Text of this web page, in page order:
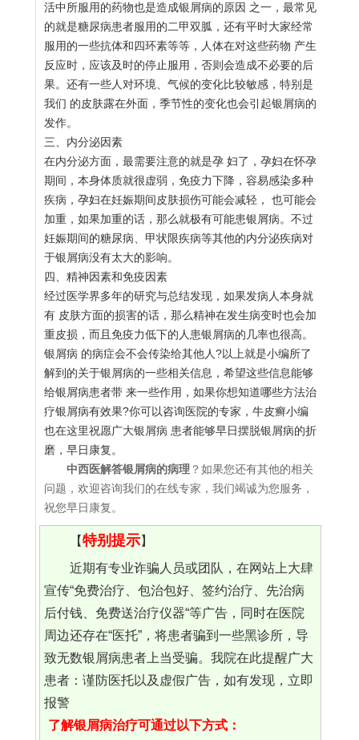
活中所服用的药物也是造成银屑病的原因 之一，最常见
的就是糖尿病患者服用的二甲双胍，还有平时大家经常
服用的一些抗体和四环素等等，人体在对这些药物 产生
反应时，应该及时的停止服用，否则会造成不必要的后
果。还有一些人对环境、气候的变化比较敏感，特别是
我们 的皮肤露在外面，季节性的变化也会引起银屑病的
发作。
三、内分泌因素
在内分泌方面，最需要注意的就是孕 妇了，孕妇在怀孕
期间，本身体质就很虚弱，免疫力下降，容易感染多种
疾病，孕妇在妊娠期间皮肤损伤可能会减轻， 也可能会
加重，如果加重的话，那么就极有可能患银屑病。不过
妊娠期间的糖尿病、甲状限疾病等其他的内分泌疾病对
于银屑病没有太大的影响。
四、精神因素和免疫因素
经过医学界多年的研究与总结发现，如果发病人本身就
有 皮肤方面的损害的话，那么精神在发生病变时也会加
重皮损，而且免疫力低下的人患银屑病的几率也很高。
银屑病 的病症会不会传染给其他人?以上就是小编所了
解到的关于银屑病的一些相关信息，希望这些信息能够
给银屑病患者带 来一些作用，如果你想知道哪些方法治
疗银屑病有效果?你可以咨询医院的专家，牛皮癣小编
也在这里祝愿广大银屑病 患者能够早日摆脱银屑病的折
磨，早日康复。
中西医解答银屑病的病理 ？如果您还有其他的相关
问题，欢迎咨询我们的在线专家，我们竭诚为您服务，
祝您早日康复。
【特别提示】
近期有专业诈骗人员或团队，在网站上大肆
宣传“免费治疗、包治包好、签约治疗、先治病
后付钱、免费送治疗仪器“等广告，同时在医院
周边还存在“医托”，将患者骗到一些黑诊所，导
致无数银屑病患者上当受骗。我院在此提醒广大
患者：谨防医托以及虚假广告，如有发现，立即
报警
了解银屑病治疗可通过以下方式：